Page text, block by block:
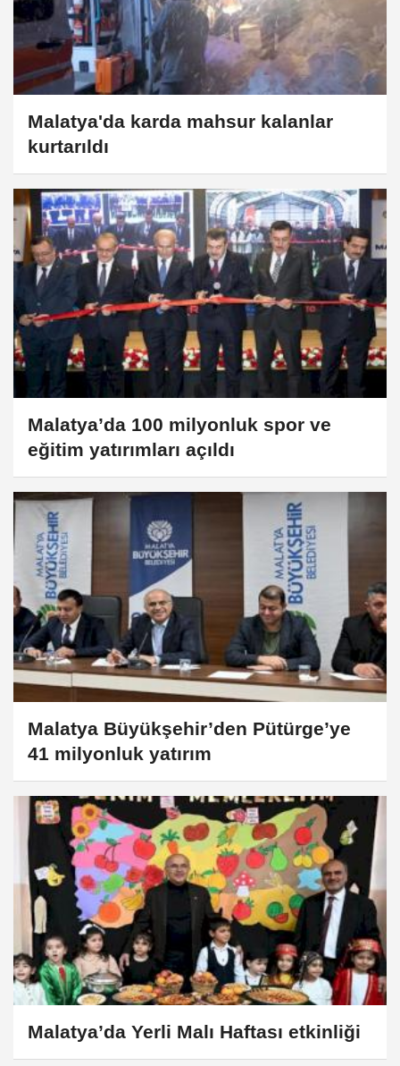
Malatya'da karda mahsur kalanlar
kurtarıldı
Malatya’da 100 milyonluk spor ve
eğitim yatırımları açıldı
Malatya Büyükşehir’den Pütürge’ye
41 milyonluk yatırım
Malatya’da Yerli Malı Haftası etkinliği